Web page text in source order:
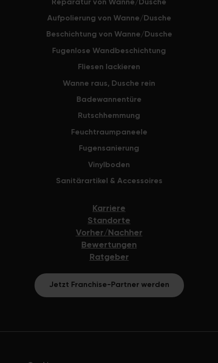
Reparatur von Wanne/Dusche
Aufpolierung von Wanne/Dusche
Beschichtung von Wanne/Dusche
Fugenlose Wandbeschichtung
Fliesen lackieren
Wanne raus, Dusche rein
Badewannentüre
Rutschhemmung
Feuchtraumpaneele
Fugensanierung
Vinylboden
Sanitärartikel & Accessoires
Karriere
Standorte
Vorher/Nachher
Bewertungen
Ratgeber
Jetzt Franchise-Partner werden